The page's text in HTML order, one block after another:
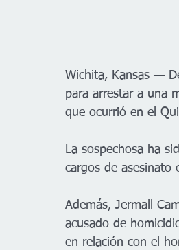
Wichita, Kansas —
para arrestar a una
que ocurrió en el
La sospechosa ha
cargos de asesinato
Además, Jermall
acusado de
en relación con el